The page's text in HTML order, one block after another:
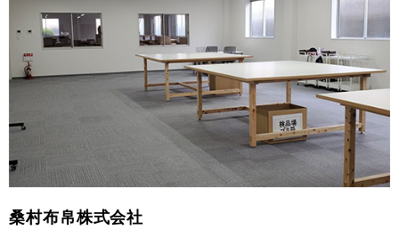
桑村布帛株式会社